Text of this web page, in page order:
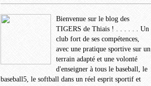
Bienvenue sur le blog des
TIGERS de Thiais ! . . . . . . Un
club fort de ses compétences,
avec une pratique sportive sur un
terrain adapté et une volonté
d'enseigner à tous le baseball, le
baseball5, le softball dans un réel esprit sportif et